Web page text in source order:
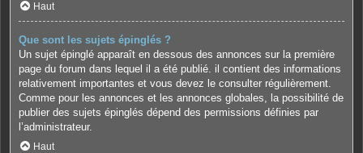
Haut
Que sont les sujets épinglés ?
Un sujet épinglé apparaît en dessous des annonces sur la première
page du forum dans lequel il a été publié. il contient des informations
relativement importantes et vous devez le consulter régulièrement.
Comme pour les annonces et les annonces globales, la possibilité de
publier des sujets épinglés dépend des permissions définies par
l’administrateur.
Haut